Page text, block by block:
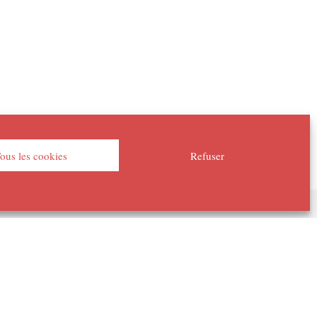
les cookies Refuser